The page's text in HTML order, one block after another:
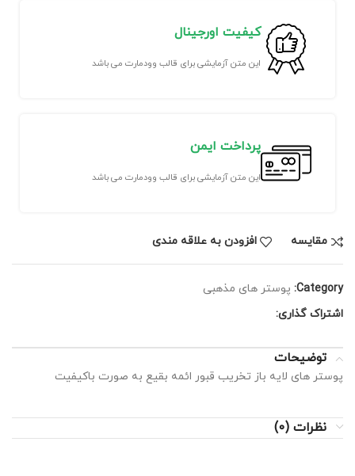
کیفیت اورجینال
این متن آزمایشی برای قالب وودمارت می باشد
پرداخت ایمن
این متن آزمایشی برای قالب وودمارت می باشد
مقايسه افزودن به علاقه مندی
Category: پوستر های مذهبی
اشتراک گذاری:
توضیحات
پوستر های لایه باز تخریب قبور ائمه بقیع به صورت باکیفیت
نظرات (0)